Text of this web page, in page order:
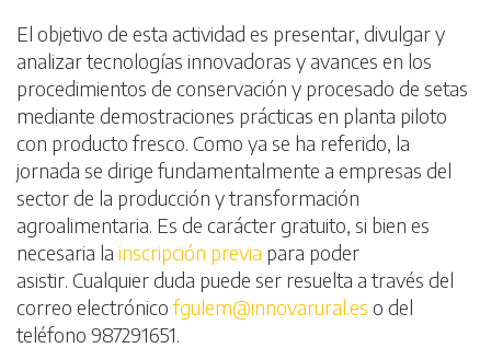
El objetivo de esta actividad es presentar, divulgar y
analizar tecnologías innovadoras y avances en los
procedimientos de conservación y procesado de setas
mediante demostraciones prácticas en planta piloto
con producto fresco. Como ya se ha referido, la
jornada se dirige fundamentalmente a empresas del
sector de la producción y transformación
agroalimentaria. Es de carácter gratuito, si bien es
necesaria la inscripción previa para poder
asistir. Cualquier duda puede ser resuelta a través del
correo electrónico fgulem@innovarural.es o del
teléfono 987291651.